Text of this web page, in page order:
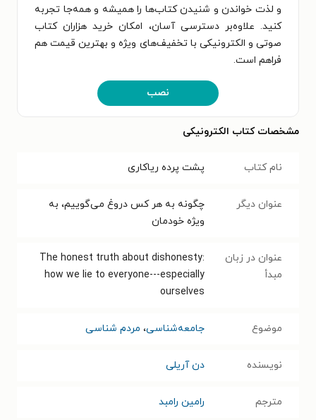
و لذت خواندن و شنیدن کتاب‌ها را همیشه و همه‌جا تجربه
کنید. علاوه‌بر دسترسی آسان، امکان خرید هزاران کتاب
صوتی و الکترونیکی با تخفیف‌های ویژه و بهترین قیمت هم
فراهم است.
نصب
مشخصات کتاب الکترونیکی
نام کتاب پشت پرده ریاکاری
عنوان دیگر
چگونه به هر کس دروغ می‌گوییم، به
ویژه خودمان
عنوان در زبان
مبدأ
The honest truth about dishonesty:
how we lie to everyone---especially
ourselves
موضوع جامعه‌شناسی، مردم شناسی
نویسنده دن آریلی
مترجم رامین رامبد